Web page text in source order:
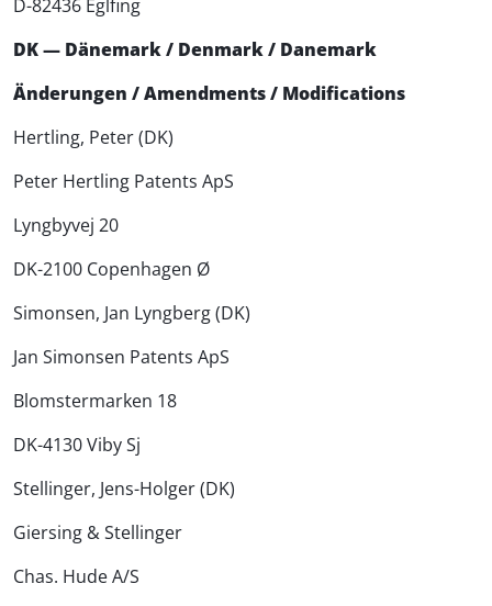
D-82436 Eglfing
DK — Dänemark / Denmark / Danemark
Änderungen / Amendments / Modifications
Hertling, Peter (DK)
Peter Hertling Patents ApS
Lyngbyvej 20
DK-2100 Copenhagen Ø
Simonsen, Jan Lyngberg (DK)
Jan Simonsen Patents ApS
Blomstermarken 18
DK-4130 Viby Sj
Stellinger, Jens-Holger (DK)
Giersing & Stellinger
Chas. Hude A/S